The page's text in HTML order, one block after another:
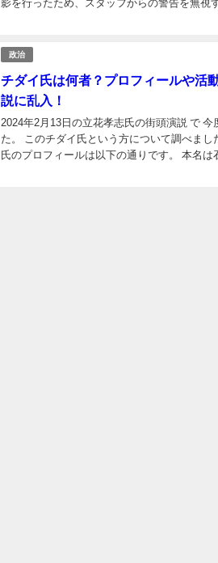
影を行ったため、スタッフからの警告を無視
政治
チダイ氏は何者？プロフィールや活
説に乱入！
2024年2月13日の立花孝志氏の街頭演説 で
た。 このチダイ氏という方について調べま
氏のプロフィールは以下の通りです。 本名は